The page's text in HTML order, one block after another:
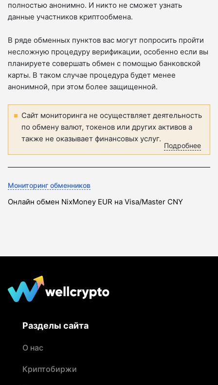
полностью анонимно. И никто не сможет узнать
данные участников криптообмена.
В ряде обменных пунктов вас могут попросить пройти
несложную процедуру верификации, особенно если вы
планируете совершать обмен с помощью банковской
карты. В таком случае процедура будет менее
анонимной, при этом более защищенной.
Сайт мониторинга не осуществляет деятельность
по обмену валют, токенов или других активов а
также не оказывает финансовых услуг.
Подробнее
Мониторинг обменников
Онлайн обмен NixMoney EUR на Visa/Master CNY
Разделы сайта
О нас
Криптобиржи